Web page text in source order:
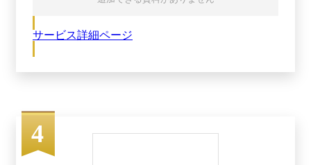
プログラミングの必要はありません。開発したア
アプリとして動作します。Forguncy専用サーバー
せて設定可能です。電子申請の仕組みをアプリに
直接組み込めるため、リモートワークでも関係な
くスピーディーに決済を行えます。他にも、デー
タベース管理や帳票の作成といった、業務システ
サービス詳細ページ
4